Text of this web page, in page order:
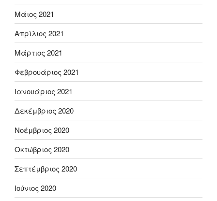
Μάιος 2021
Απρίλιος 2021
Μάρτιος 2021
Φεβρουάριος 2021
Ιανουάριος 2021
Δεκέμβριος 2020
Νοέμβριος 2020
Οκτώβριος 2020
Σεπτέμβριος 2020
Ιούνιος 2020